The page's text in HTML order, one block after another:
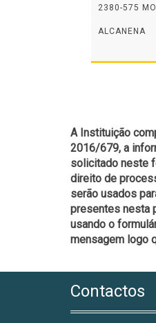
2380-575
ALCANENA
A Instituição
2016/679, a
solicitado neste
direito de
serão usados
presentes nesta
usando o
mensagem logo
Contactos